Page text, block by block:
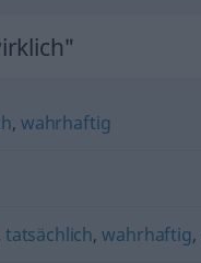
, wahrhaftig
tatsächlich,wahrhaftig,